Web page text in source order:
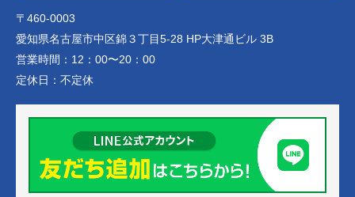
〒460-0003
愛知県名古屋市中区錦３丁目5-28 HP大津通ビル 3B
営業時間： 12：00〜20：00
定休日： 不定休